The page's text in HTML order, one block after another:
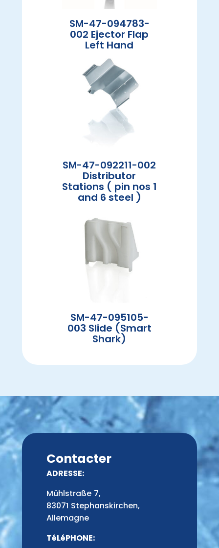
SM-47-094783-
002 Ejector Flap
Left Hand
SM-47-092211-002
Distributor
Stations ( pin nos 1
and 6 steel )
SM-47-095105-
003 Slide (Smart
Shark)
Contacter
ADRESSE:
Mühlstraße 7,
83071 Stephanskirchen,
Allemagne
TéLéPHONE: